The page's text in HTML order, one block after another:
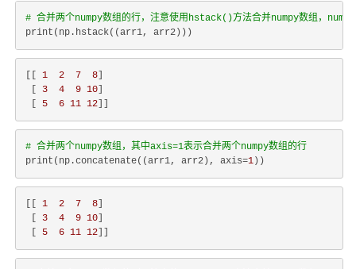
# 合并两个numpy数组的行，注意使用hstack()方法合并numpy数组，
1 2 7 8
3 4 9 10
5 6 11 12
# 合并两个numpy数组，其中axis=1表示合并两个numpy数组的行
print(np.concatenate((arr1, arr2), axis=1
1 2 7 8
3 4 9 10
5 6 11 12